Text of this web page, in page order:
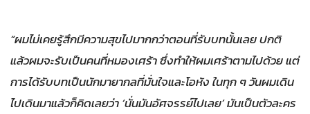
“ผมไม่เคยรู้สึกมีความสุขไปมากกว่าตอนที่รับบทนั้นเลย ปกติ
แล้วผมจะรับเป็นคนที่หมองเศร้า ซึ่งทำให้ผมเศร้าตามไปด้วย แต่
การได้รับบทเป็นนักมายากลที่มั่นใจและโอหัง ในทุก ๆ วันผมเดิน
ไปเดินมาแล้วก็คิดเลยว่า ‘นั่นมันอัศจรรย์ไปเลย’ มันเป็นตัวละคร